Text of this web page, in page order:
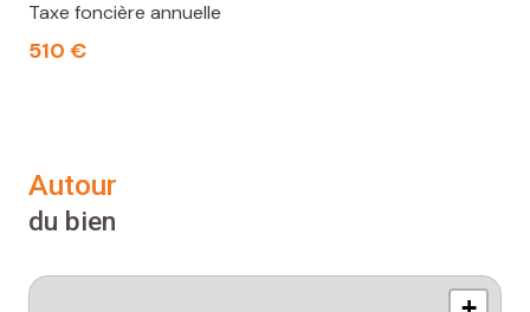
Taxe foncière annuelle
510 €
autour
du bien